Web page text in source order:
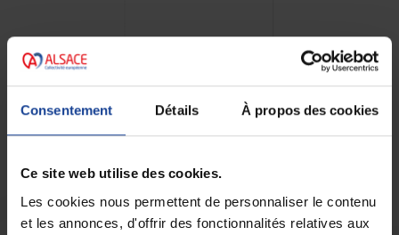
Consentement Détails À propos des cookies
Ce site web utilise des cookies.
Les cookies nous permettent de personnaliser le contenu
et les annonces, d'offrir des fonctionnalités relatives aux